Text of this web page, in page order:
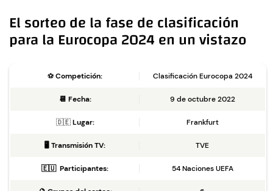
El sorteo de la fase de clasificación
para la Eurocopa 2024 en un vistazo
⚽Competición: Clasificación Eurocopa 2024
📆 Fecha: 9 de octubre 2022
🇩🇪Lugar: Frankfurt
🖥️ Transmisión TV: TVE
🇪🇺 Participantes: 54 Naciones UEFA